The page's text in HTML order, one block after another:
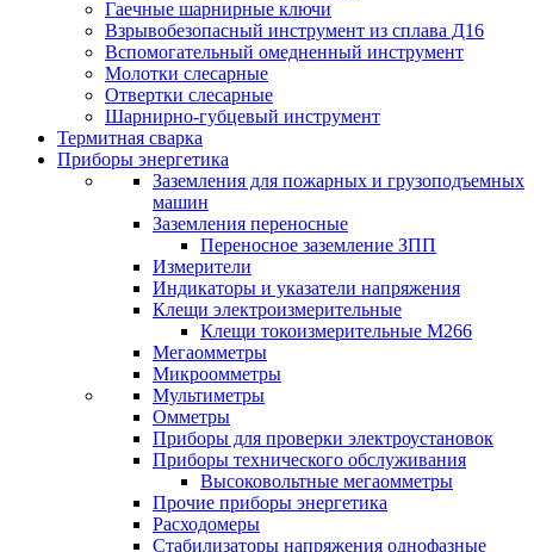
Гаечные шарнирные ключи
Взрывобезопасный инструмент из сплава Д16
Вспомогательный омедненный инструмент
Молотки слесарные
Отвертки слесарные
Шарнирно-губцевый инструмент
Термитная сварка
Приборы энергетика
Заземления для пожарных и грузоподъемных
машин
Заземления переносные
Переносное заземление ЗПП
Измерители
Индикаторы и указатели напряжения
Клещи электроизмерительные
Клещи токоизмерительные М266
Мегаомметры
Микроомметры
Мультиметры
Омметры
Приборы для проверки электроустановок
Приборы технического обслуживания
Высоковольтные мегаомметры
Прочие приборы энергетика
Расходомеры
Стабилизаторы напряжения однофазные